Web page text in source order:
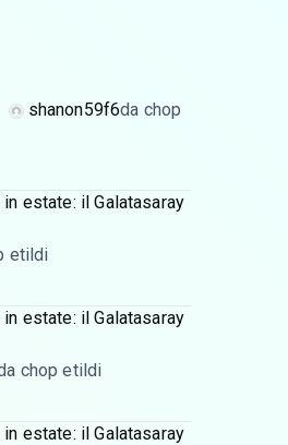
shanon59f6da chop
estate: il Galatasaray
etildi
estate: il Galatasaray
chop etildi
estate: il Galatasaray